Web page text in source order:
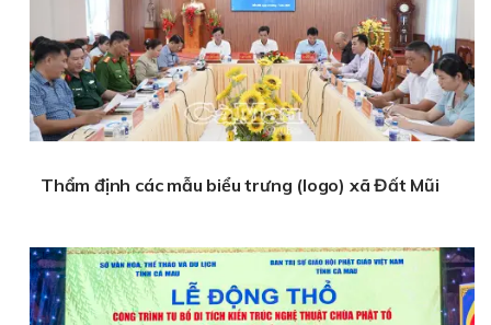
Thẩm định các mẫu biểu trưng (logo) xã Đất Mũi